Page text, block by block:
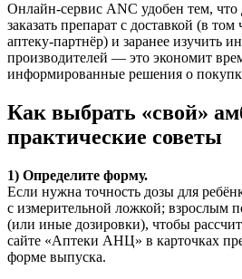
Онлайн-сервис ANC удобен тем, что
заказать препарат с доставкой (в
аптеку-партнёр) и заранее изучить
производителей — это экономит
информированные решения о
Как выбрать «свой»
практические советы
1) Определите форму.
Если нужна точность дозы для
с измерительной ложкой; взрослым
(или иные дозировки), чтобы
сайте «Аптеки АНЦ» в карточках
форме выпуска.